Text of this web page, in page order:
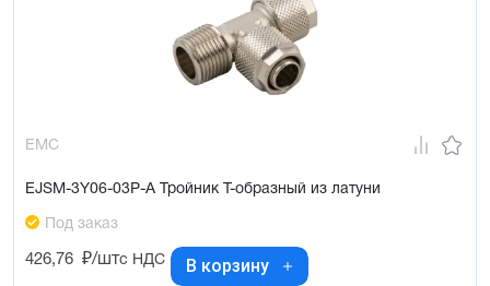
EMC
EJSM-3Y06-03P-A Тройник Т-образный из латуни
Под заказ
426,76 ₽/штс НДС В корзину